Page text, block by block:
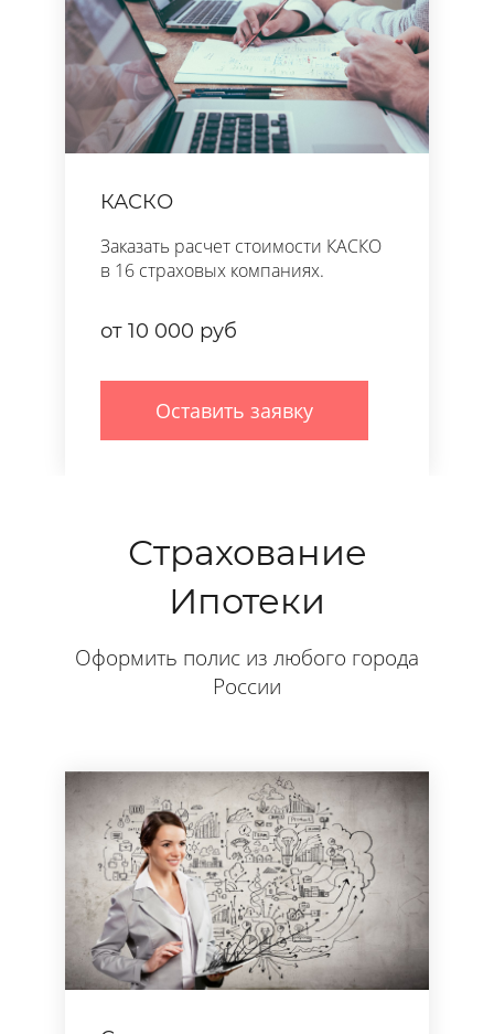
КАСКО
Заказать расчет стоимости КАСКО
в 16 страховых компаниях.
от 10 000 руб
Оставить заявку
Страхование
Ипотеки
Оформить полис из любого города
России